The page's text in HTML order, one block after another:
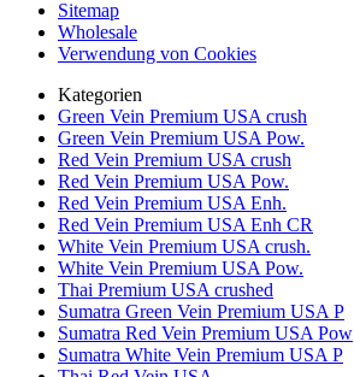
Sitemap
Wholesale
Verwendung von Cookies
Kategorien
Green Vein Premium USA crush
Green Vein Premium USA Pow.
Red Vein Premium USA crush
Red Vein Premium USA Pow.
Red Vein Premium USA Enh.
Red Vein Premium USA Enh CR
White Vein Premium USA crush.
White Vein Premium USA Pow.
Thai Premium USA crushed
Sumatra Green Vein Premium USA P
Sumatra Red Vein Premium USA Pow
Sumatra White Vein Premium USA P